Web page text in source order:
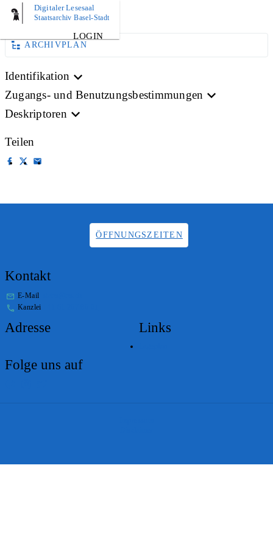
Digitaler Lesesaal
Staatsarchiv Basel-Stadt
LOGIN
AKTE
ARCHIVPLAN
Identifikation
Zugangs- und Benutzungsbestimmungen
Deskriptoren
Teilen
ÖFFNUNGSZEITEN
Kontakt
E-Mail
Kanzlei
Adresse Links
Folge uns auf